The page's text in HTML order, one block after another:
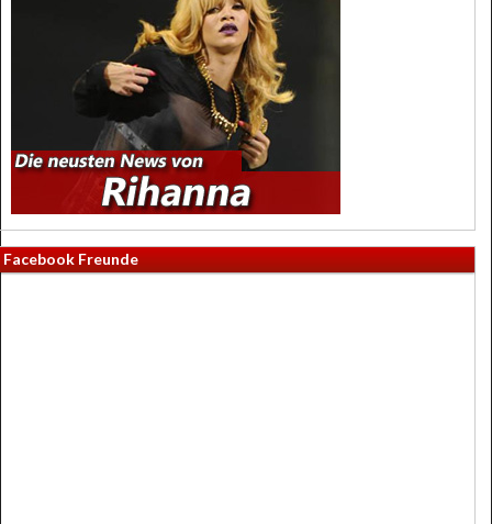
Facebook Freunde